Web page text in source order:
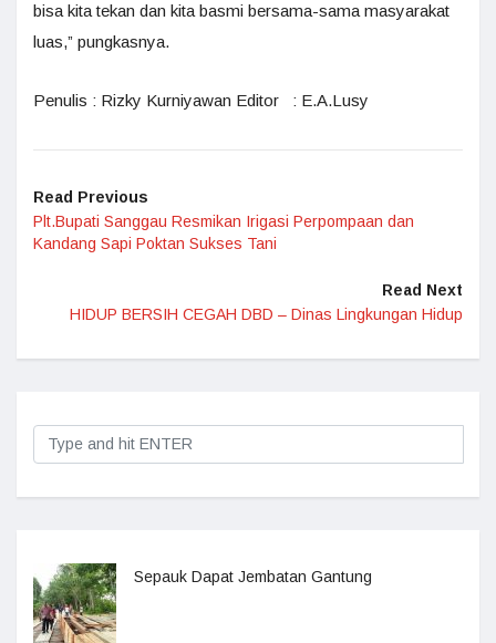
bisa kita tekan dan kita basmi bersama-sama masyarakat
luas,” pungkasnya.
Penulis : Rizky Kurniyawan Editor : E.A.Lusy
Read Previous
Plt.Bupati Sanggau Resmikan Irigasi Perpompaan dan
Kandang Sapi Poktan Sukses Tani
Read Next
HIDUP BERSIH CEGAH DBD – Dinas Lingkungan Hidup
Sepauk Dapat Jembatan Gantung